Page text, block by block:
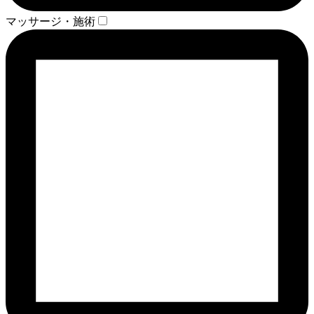
マッサージ・施術